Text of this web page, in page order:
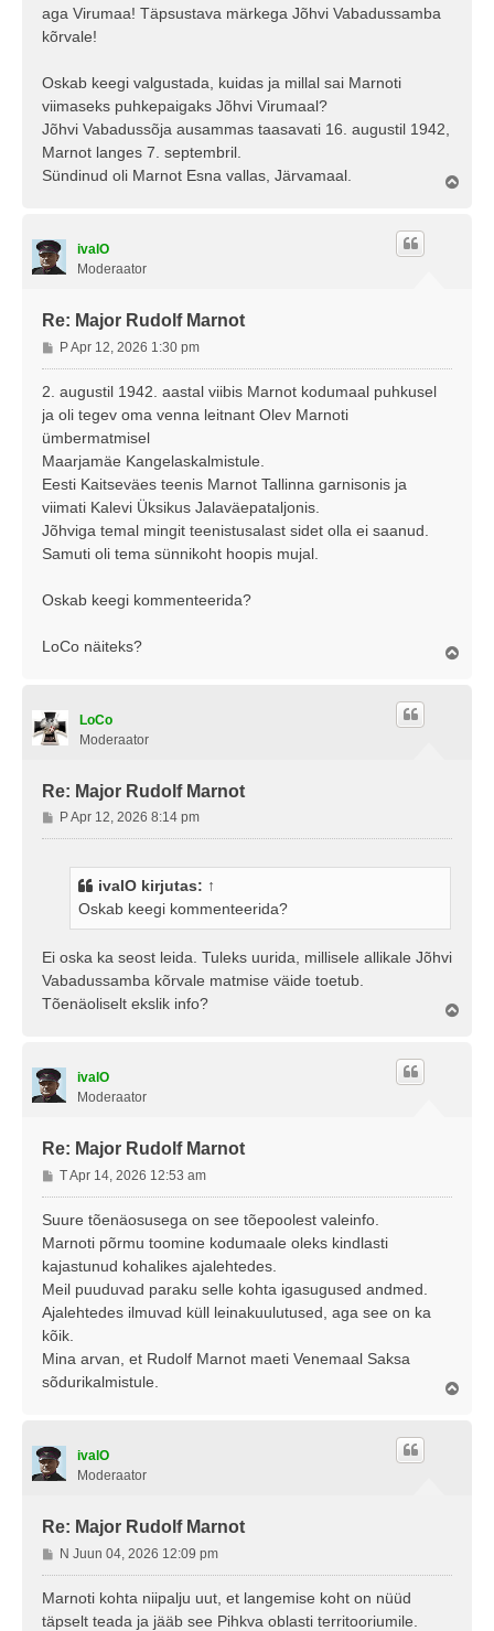
aga Virumaa! Täpsustava märkega Jõhvi Vabadussamba
kõrvale!
Oskab keegi valgustada, kuidas ja millal sai Marnoti
viimaseks puhkepaigaks Jõhvi Virumaal?
Jõhvi Vabadussõja ausammas taasavati 16. augustil 1942,
Marnot langes 7. septembril.
Sündinud oli Marnot Esna vallas, Järvamaal.
ivalO
Moderaator
Re: Major Rudolf Marnot
P
o
t
u
s
P Apr 12, 2026 1:30 pm
2. augustil 1942. aastal viibis Marnot kodumaal puhkusel
ja oli tegev oma venna leitnant Olev Marnoti
ümbermatmisel
Maarjamäe Kangelaskalmistule.
Eesti Kaitseväes teenis Marnot Tallinna garnisonis ja
viimati Kalevi Üksikus Jalaväepataljonis.
Jõhviga temal mingit teenistusalast sidet olla ei saanud.
Samuti oli tema sünnikoht hoopis mujal.
Oskab keegi kommenteerida?
LoCo näiteks?
LoCo
Moderaator
Re: Major Rudolf Marnot
P
o
s
P Apr 12, 2026 8:14 pm
ivalO kirjutas: ↑
Oskab keegi kommenteerida?
Ei oska ka seost leida. Tuleks uurida, millisele allikale Jõhvi
Vabadussamba kõrvale matmise väide toetub.
Tõenäoliselt ekslik info?
ivalO
Moderaator
Re: Major Rudolf Marnot
P
o
s
t
u
s
T Apr 14, 2026 12:53 am
Suure tõenäosusega on see tõepoolest valeinfo.
Marnoti põrmu toomine kodumaale oleks kindlasti
kajastunud kohalikes ajalehtedes.
Meil puuduvad paraku selle kohta igasugused andmed.
Ajalehtedes ilmuvad küll leinakuulutused, aga see on ka
kõik.
Mina arvan, et Rudolf Marnot maeti Venemaal Saksa
sõdurikalmistule.
ivalO
Moderaator
Re: Major Rudolf Marnot
P
o
s
N Juun 04, 2026 12:09 pm
Marnoti kohta niipalju uut, et langemise koht on nüüd
täpselt teada ja jääb see Pihkva oblasti territooriumile.